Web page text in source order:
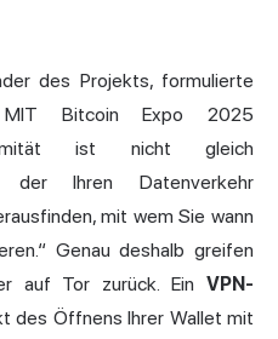
des Projekts, formulierte
Bitcoin Expo 2025
ist nicht gleich
der Ihren Datenverkehr
mit wem Sie wann
Genau deshalb greifen
auf Tor zurück. Ein VPN-
des Öffnens Ihrer Wallet mit